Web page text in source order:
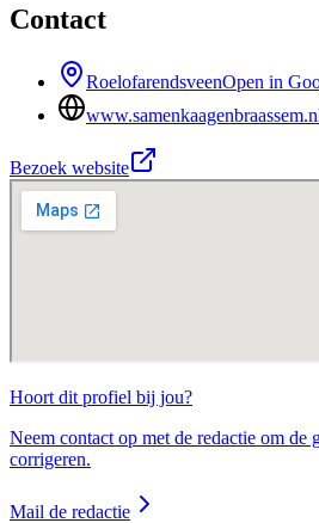
Contact
RoelofarendsveenOpen in
Bezoek website
Hoort dit profiel bij jou?
Neem contact op met de redactie om de
corrigeren.
Mail de redactie